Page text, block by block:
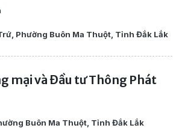
Phường Buôn Ma Thuột, Tỉnh Đắk Lắk
mại và Đầu tư Thông Phát
Buôn Ma Thuột, Tỉnh Đắk Lắk